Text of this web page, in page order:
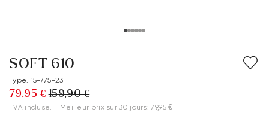
SOFT 610
Type. 15-775-23
79,95 € 159,90 €
TVA incluse. | Meilleur prix sur 30 jours: 79,95 €